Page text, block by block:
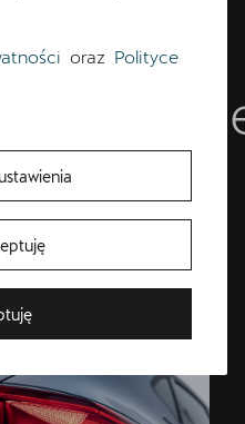
i skrzynią biegów
oraz Polityce